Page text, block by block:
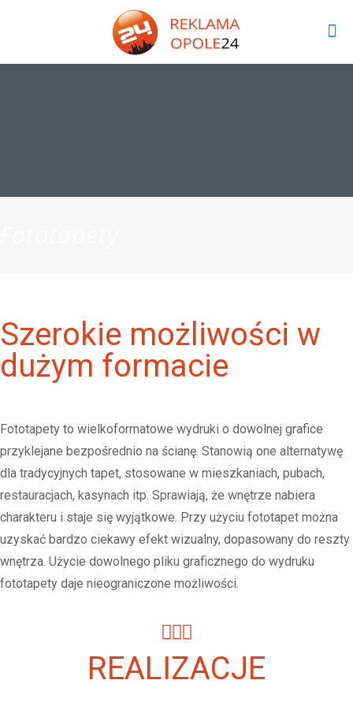
Szerokie możliwości w
dużym formacie
Fototapety to wielkoformatowe wydruki o dowolnej grafice
przyklejane bezpośrednio na ścianę. Stanowią one alternatywę
dla tradycyjnych tapet, stosowane w mieszkaniach, pubach,
restauracjach, kasynach itp. Sprawiają, że wnętrze nabiera
charakteru i staje się wyjątkowe. Przy użyciu fototapet można
uzyskać bardzo ciekawy efekt wizualny, dopasowany do reszty
wnętrza. Użycie dowolnego pliku graficznego do wydruku
fototapety daje nieograniczone możliwości.
REALIZACJE